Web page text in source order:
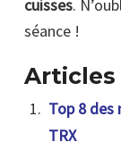
cuisses.
séance !
Articles
Top 8 des
TRX